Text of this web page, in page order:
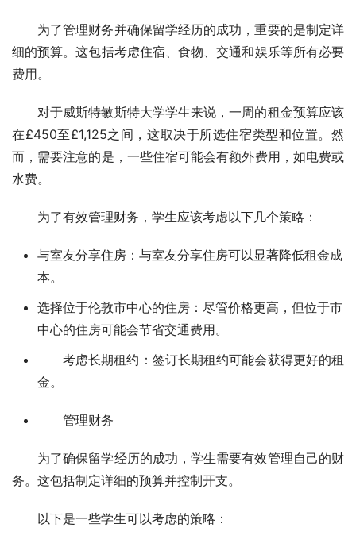
为了管理财务并确保留学经历的成功，重要的是制定详
细的预算。这包括考虑住宿、食物、交通和娱乐等所有必要
费用。
对于威斯特敏斯特大学学生来说，一周的租金预算应该
在£450至£1,125之间，这取决于所选住宿类型和位置。然
而，需要注意的是，一些住宿可能会有额外费用，如电费或
水费。
为了有效管理财务，学生应该考虑以下几个策略：
与室友分享住房：与室友分享住房可以显著降低租金成
本。
选择位于伦敦市中心的住房：尽管价格更高，但位于市
中心的住房可能会节省交通费用。
考虑长期租约：签订长期租约可能会获得更好的租
金。
管理财务
为了确保留学经历的成功，学生需要有效管理自己的财
务。这包括制定详细的预算并控制开支。
以下是一些学生可以考虑的策略：